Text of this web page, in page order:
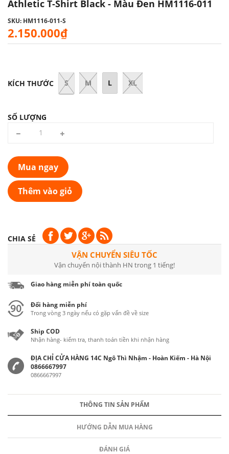
Athletic T-Shirt Black - Màu Đen HM1116-011
SKU: HM1116-011-S
2.150.000₫
KÍCH THƯỚC S M L XL
SỐ LƯỢNG
Mua ngay
Thêm vào giỏ
CHIA SẺ
VẬN CHUYỂN SIÊU TỐC
Vận chuyển nội thành HN trong 1 tiếng!
Giao hàng miễn phí toàn quốc
Đổi hàng miễn phí
Trong vòng 3 ngày nếu có gặp vấn đề về size
Ship COD
Nhận hàng- kiểm tra, thanh toán tiền khi nhận hàng
ĐỊA CHỈ CỬA HÀNG 14C Ngô Thì Nhậm - Hoàn Kiếm - Hà Nội
0866667997
0866667997
THÔNG TIN SẢN PHẨM
HƯỚNG DẪN MUA HÀNG
ĐÁNH GIÁ